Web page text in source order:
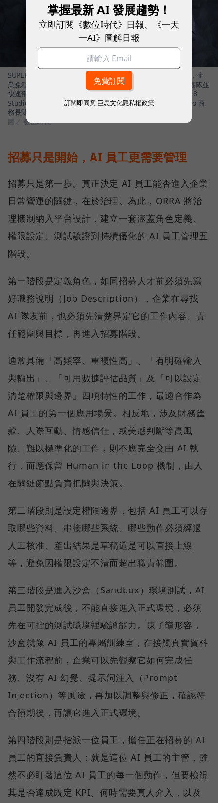
SUPER 8 Studio 推出能建立企業 AI 員工團隊的平台 - ORRA，企
業免程式，以自然語言描述需求，生成具治理機制的 AI 員工團隊並
快速部署。左起 SUPER 8 Studio 資深產品總監王婕、SUPER 8
Studio 雲發互動科技創辦人暨執行長陳子龍、SUPER 8 Studio 商
務長陳之逵
圖／ 數位時代
招募只是開始，AI 員工更需要管理
招募只是第一步。真正決定 AI 員工能否進入企業
日常營運的關鍵，在於治理。為此，ORRA 將治
理機制納入平台設計，建立一套涵蓋角色定義、
權限設定、測試驗證到持續優化的 AI 員工管理五
階段。
第一階段是定義角色，如同招募人才前必須先寫
好職務說明（Job Description），企業在尋找
AI 隊友前，也必須先清楚界定它的工作內容、責
任範圍與目標，再進入招募階段。
通常具備「高頻率、重複性高」、「有明確輸入
與輸出」、「可用數據評估品質」及「可以設定
清楚權限與邊界」四項特性的工作，最適合作為
AI 員工的第一個應用場景。相反地，涉及財務匯
款、人際互動、情感信任，或美感判斷等高風
險、難以標準化的工作，則不應完全交由 AI 執
行，而應保留 Human in the Loop 機制，由人
在關鍵節點負責把關與決策。
第二階段則是設定權限邊界，包括 AI 員工可以存
取哪些資料、串接哪些系統、哪些動作必須經過
人工核准、產出結果是草稿還是可以直接上線
等，避免因權限設定不清而超出職責範圍。
第三階段是進入沙盒（Sandbox）環境測試，AI
員工開發完成後，不能直接進入正式環境，必須
先在可控的測試環境裡驗證能力。陳子龍形容，
沙盒就像 AI 員工的專屬訓練室，在接觸真實資料
與工作流程前，企業可以先觀察它如何完成任
務、沒有 AI 幻覺、提示詞注入（Prompt
Injection）等風險，再加以調整與修正，確認符
合預期後，再讓它進入正式環境。
第四階段則是指派一位員工，擔任正在招募的 AI
員工的直接負責人：就是這位 AI 員工的主管，雖
然不必盯著這位 AI 員工的每一個動作，但要檢視
其是否達成既定 KPI、何時需要真人介入，以及
掌握最新 AI 發展趨勢！
立即訂閱《數位時代》日報、《一天
一AI》圖解日報
訂閱即同意 巨思文化隱私權政策